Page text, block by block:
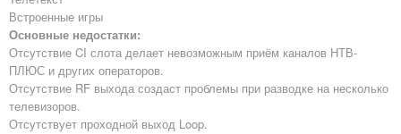
Встроенные игры
Основные недостатки:
Отсутствие CI слота делает невозможным приём каналов НТВ-
ПЛЮС и других операторов.
Отсутствие RF выхода создаст проблемы при разводке на несколько
телевизоров.
Отсутствует проходной выход Loop.